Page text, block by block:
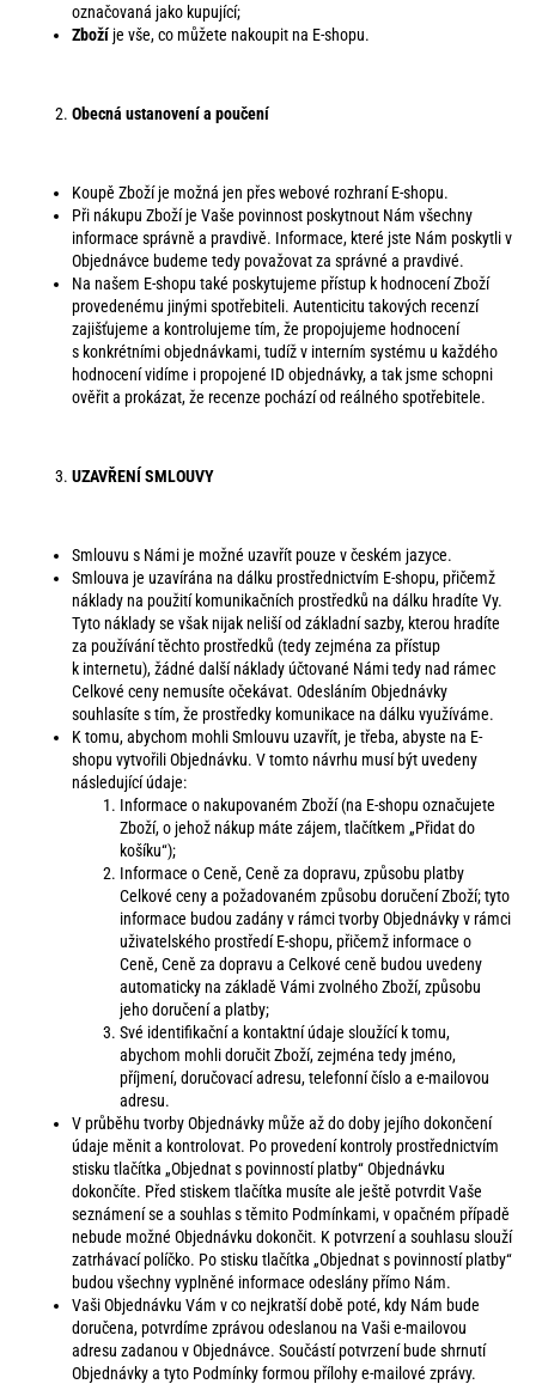
označovaná jako kupující;
Zboží je vše, co můžete nakoupit na E-shopu.
Obecná ustanovení a poučení
Koupě Zboží je možná jen přes webové rozhraní E-shopu.
Při nákupu Zboží je Vaše povinnost poskytnout Nám všechny
informace správně a pravdivě. Informace, které jste Nám poskytli v
Objednávce budeme tedy považovat za správné a pravdivé.
Na našem E-shopu také poskytujeme přístup k hodnocení Zboží
provedenému jinými spotřebiteli. Autenticitu takových recenzí
zajišťujeme a kontrolujeme tím, že propojujeme hodnocení
s konkrétními objednávkami, tudíž v interním systému u každého
hodnocení vidíme i propojené ID objednávky, a tak jsme schopni
ověřit a prokázat, že recenze pochází od reálného spotřebitele.
UZAVŘENÍ SMLOUVY
Smlouvu s Námi je možné uzavřít pouze v českém jazyce.
Smlouva je uzavírána na dálku prostřednictvím E-shopu, přičemž
náklady na použití komunikačních prostředků na dálku hradíte Vy.
Tyto náklady se však nijak neliší od základní sazby, kterou hradíte
za používání těchto prostředků (tedy zejména za přístup
k internetu), žádné další náklady účtované Námi tedy nad rámec
Celkové ceny nemusíte očekávat. Odesláním Objednávky
souhlasíte s tím, že prostředky komunikace na dálku využíváme.
K tomu, abychom mohli Smlouvu uzavřít, je třeba, abyste na E-
shopu vytvořili Objednávku. V tomto návrhu musí být uvedeny
následující údaje:
Informace o nakupovaném Zboží (na E-shopu označujete
Zboží, o jehož nákup máte zájem, tlačítkem „Přidat do
košíku“);
Informace o Ceně, Ceně za dopravu, způsobu platby
Celkové ceny a požadovaném způsobu doručení Zboží; tyto
informace budou zadány v rámci tvorby Objednávky v rámci
uživatelského prostředí E-shopu, přičemž informace o
Ceně, Ceně za dopravu a Celkové ceně budou uvedeny
automaticky na základě Vámi zvolného Zboží, způsobu
jeho doručení a platby;
Své identifikační a kontaktní údaje sloužící k tomu,
abychom mohli doručit Zboží, zejména tedy jméno,
příjmení, doručovací adresu, telefonní číslo a e-mailovou
adresu.
V průběhu tvorby Objednávky může až do doby jejího dokončení
údaje měnit a kontrolovat. Po provedení kontroly prostřednictvím
stisku tlačítka „Objednat s povinností platby“ Objednávku
dokončíte. Před stiskem tlačítka musíte ale ještě potvrdit Vaše
seznámení se a souhlas s těmito Podmínkami, v opačném případě
nebude možné Objednávku dokončit. K potvrzení a souhlasu slouží
zatrhávací políčko. Po stisku tlačítka „Objednat s povinností platby“
budou všechny vyplněné informace odeslány přímo Nám.
Vaši Objednávku Vám v co nejkratší době poté, kdy Nám bude
doručena, potvrdíme zprávou odeslanou na Vaši e-mailovou
adresu zadanou v Objednávce. Součástí potvrzení bude shrnutí
Objednávky a tyto Podmínky formou přílohy e-mailové zprávy.